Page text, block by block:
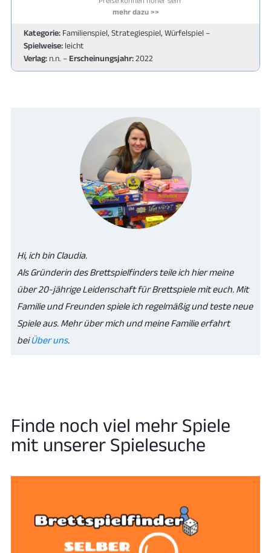
mehr dazu >>
Kategorie: Familienspiel, Strategiespiel, Würfelspiel –
Spielweise: leicht
Verlag: n.n. – Erscheinungsjahr:2022
Hi, ich bin Claudia.
Als Gründerin des Brettspielfinders teile ich hier meine
über 20-jährige Leidenschaft für Brettspiele mit euch. Mit
Familie und Freunden spiele ich regelmäßig und teste neue
Spiele aus. Mehr über mich und meine Familie erfahrt
beiÜber uns.
Finde noch viel mehr Spiele
mit unserer Spielesuche